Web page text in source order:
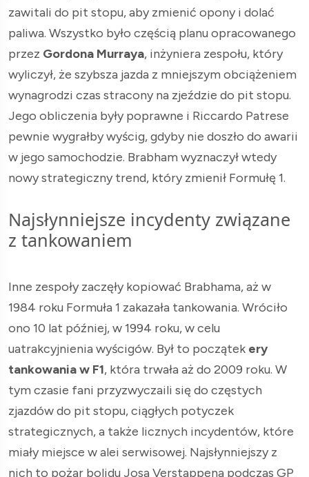
zawitali do pit stopu, aby zmienić opony i dolać
paliwa. Wszystko było częścią planu opracowanego
przez Gordona Murraya, inżyniera zespołu, który
wyliczył, że szybsza jazda z mniejszym obciążeniem
wynagrodzi czas stracony na zjeździe do pit stopu.
Jego obliczenia były poprawne i Riccardo Patrese
pewnie wygrałby wyścig, gdyby nie doszło do awarii
w jego samochodzie. Brabham wyznaczył wtedy
nowy strategiczny trend, który zmienił Formułę 1.
Najsłynniejsze incydenty związane
z tankowaniem
Inne zespoły zaczęły kopiować Brabhama, aż w
1984 roku Formuła 1 zakazała tankowania. Wróciło
ono 10 lat później, w 1994 roku, w celu
uatrakcyjnienia wyścigów. Był to początek ery
tankowania w F1, która trwała aż do 2009 roku. W
tym czasie fani przyzwyczaili się do częstych
zjazdów do pit stopu, ciągłych potyczek
strategicznych, a także licznych incydentów, które
miały miejsce w alei serwisowej. Najsłynniejszy z
nich to pożar bolidu Josa Verstappena podczas GP